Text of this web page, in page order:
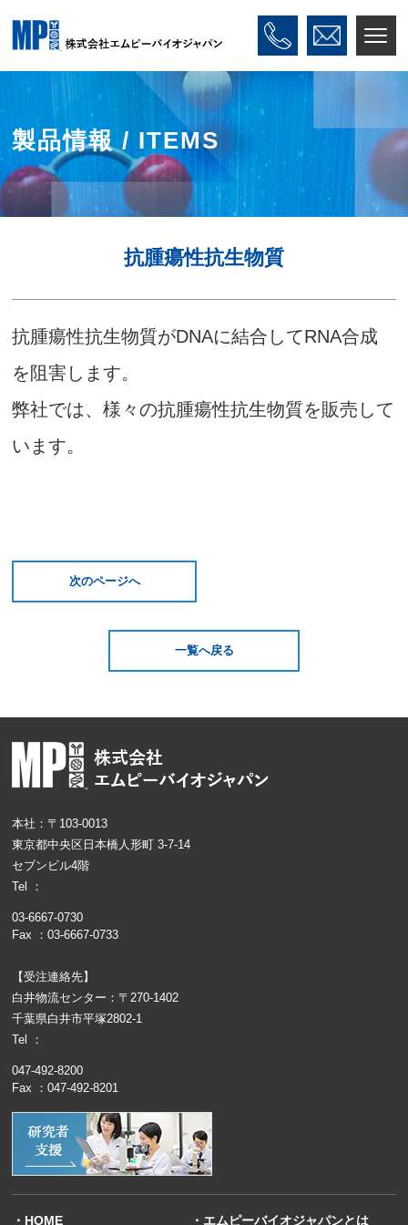
製品情報 / ITEMS
抗腫瘍性抗生物質
抗腫瘍性抗生物質がDNAに結合してRNA合成
を阻害します。
弊社では、様々の抗腫瘍性抗生物質を販売して
います。
次のページへ
一覧へ戻る
本社：〒103-0013
東京都中央区日本橋人形町 3-7-14
セブンビル4階
Tel ：
03-6667-0730
Fax ：03-6667-0733
【受注連絡先】
白井物流センター：〒270-1402
千葉県白井市平塚2802-1
Tel ：
047-492-8200
Fax ：047-492-8201
・HOME ・エムピーバイオジャパンとは